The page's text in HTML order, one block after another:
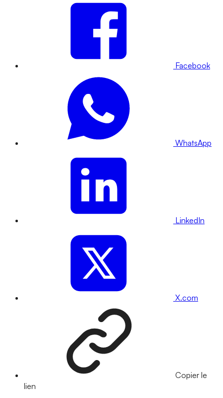
Facebook
WhatsApp
LinkedIn
X.com
Copier le
lien